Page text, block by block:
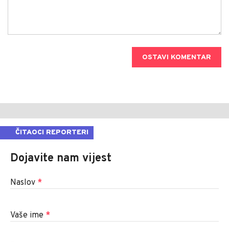
OSTAVI KOMENTAR
ČITAOCI REPORTERI
Dojavite nam vijest
Naslov *
Vaše ime *